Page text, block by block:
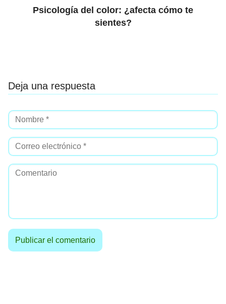
Psicología del color: ¿afecta cómo te
sientes?
Deja una respuesta